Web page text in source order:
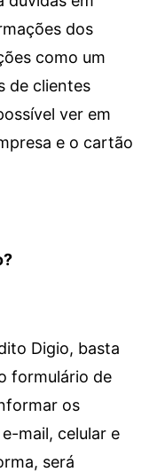
dos
como um
de clientes
ver em
e o cartão
Digio, basta
formulário de
os
mail, celular e
será